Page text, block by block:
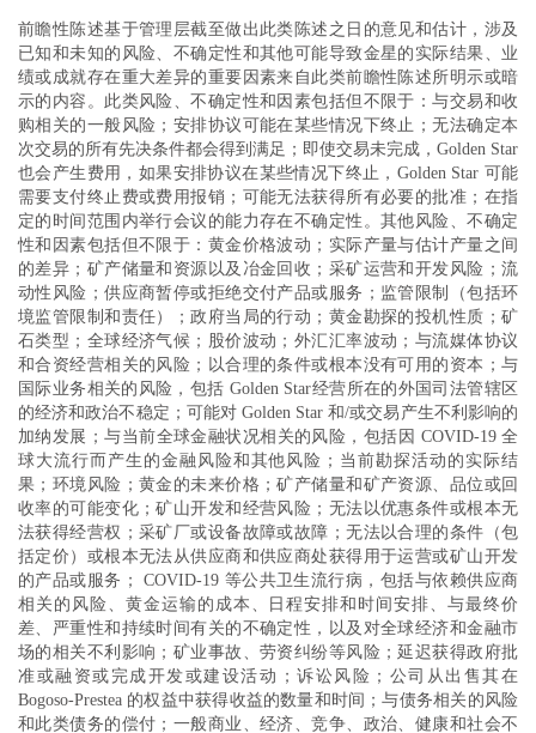
前瞻性陈述基于管理层截至做出此类陈述之日的意见和估计，涉及
已知和未知的风险、不确定性和其他可能导致金星的实际结果、业
绩或成就存在重大差异的重要因素来自此类前瞻性陈述所明示或暗
示的内容。此类风险、不确定性和因素包括但不限于：与交易和收
购相关的一般风险；安排协议可能在某些情况下终止；无法确定本
次交易的所有先决条件都会得到满足；即使交易未完成，Golden Star
也会产生费用，如果安排协议在某些情况下终止，Golden Star 可能
需要支付终止费或费用报销；可能无法获得所有必要的批准；在指
定的时间范围内举行会议的能力存在不确定性。其他风险、不确定
性和因素包括但不限于：黄金价格波动；实际产量与估计产量之间
的差异；矿产储量和资源以及冶金回收；采矿运营和开发风险；流
动性风险；供应商暂停或拒绝交付产品或服务；监管限制（包括环
境监管限制和责任）；政府当局的行动；黄金勘探的投机性质；矿
石类型；全球经济气候；股价波动；外汇汇率波动；与流媒体协议
和合资经营相关的风险；以合理的条件或根本没有可用的资本；与
国际业务相关的风险，包括 Golden Star经营所在的外国司法管辖区
的经济和政治不稳定；可能对 Golden Star 和/或交易产生不利影响的
加纳发展；与当前全球金融状况相关的风险，包括因 COVID-19 全
球大流行而产生的金融风险和其他风险；当前勘探活动的实际结
果；环境风险；黄金的未来价格；矿产储量和矿产资源、品位或回
收率的可能变化；矿山开发和经营风险；无法以优惠条件或根本无
法获得经营权；采矿厂或设备故障或故障；无法以合理的条件（包
括定价）或根本无法从供应商和供应商处获得用于运营或矿山开发
的产品或服务； COVID-19 等公共卫生流行病，包括与依赖供应商
相关的风险、黄金运输的成本、日程安排和时间安排、与最终价
差、严重性和持续时间有关的不确定性，以及对全球经济和金融市
场的相关不利影响；矿业事故、劳资纠纷等风险；延迟获得政府批
准或融资或完成开发或建设活动；诉讼风险；公司从出售其在
Bogoso-Prestea 的权益中获得收益的数量和时间；与债务相关的风险
和此类债务的偿付；一般商业、经济、竞争、政治、健康和社会不